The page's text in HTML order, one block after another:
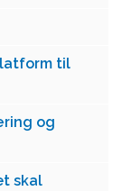
til
og
skal